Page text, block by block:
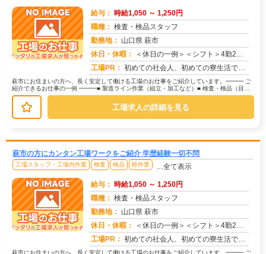
給与： 時給1,050 ～ 1,250円
職種： 検査・検品スタッフ
勤務地： 山口県 萩市
休日・休暇：
＜休日の一例＞＜シフト＞4勤2休＜休日＞工場カレンダーによる★長期休暇あり★有給休暇あり※配属先により休日・勤務形...
工場PR： 初めての社会人、初めての寮生活でも安心！☆家具付き寮で初期費用0円！テレビ、エアコン、冷蔵庫など生活に必要な家電が...
萩市にお住まいの方へ、長く安定して働ける工場のお仕事をご紹介しています。━━━ ご
紹介できるお仕事の一例 ━━━■ 製造ライン作業（組立・加工など）■ 検査・検品（目視
チェックなど）■ 軽作業（...
工場求人の詳細を見る
萩市の方にカンタン工場ワークをご紹介 学歴経験一切不問
工場スタッフ・工場内作業 検査 検品 軽作業 …全て表示
給与： 時給1,050 ～ 1,250円
職種： 検査・検品スタッフ
勤務地： 山口県 萩市
休日・休暇：
＜休日の一例＞＜シフト＞4勤2休＜休日＞工場カレンダーによる★長期休暇あり★有給休暇あり※配属先により休日・勤務形...
工場PR： 初めての社会人、初めての寮生活でも安心！☆家具付き寮で初期費用0円！テレビ、エアコン、冷蔵庫など生活に必要な家電が...
萩市にお住まいの方へ、長く安定して働ける工場のお仕事をご紹介しています。━━━ ご